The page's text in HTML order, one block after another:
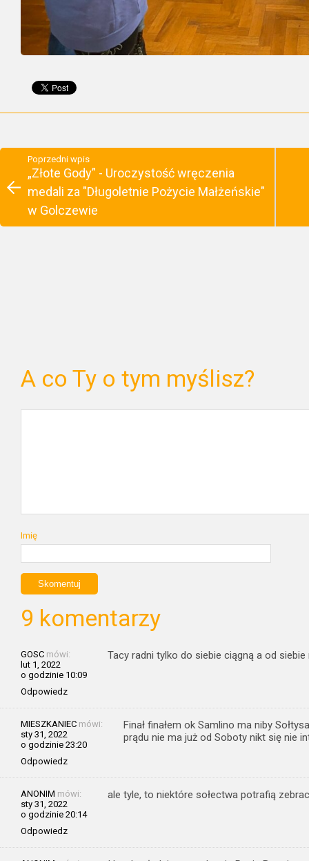
Poprzedni wpis
„Złote Gody” - Uroczystość wręczenia
medali za "Długoletnie Pożycie Małżeńskie"
w Golczewie
A co Ty o tym myślisz?
Imię
9 komentarzy
GOSC mówi:
lut 1, 2022
o godzinie 10:09
Odpowiedz
Tacy radni tylko do siebie ciągną a od
MIESZKANIEC mówi:
sty 31, 2022
o godzinie 23:20
Odpowiedz
Finał finałem ok Samlino ma niby
prądu nie ma już od Soboty nikt się nie
ANONIM mówi:
sty 31, 2022
o godzinie 20:14
Odpowiedz
ale tyle, to niektóre sołectwa potrafią